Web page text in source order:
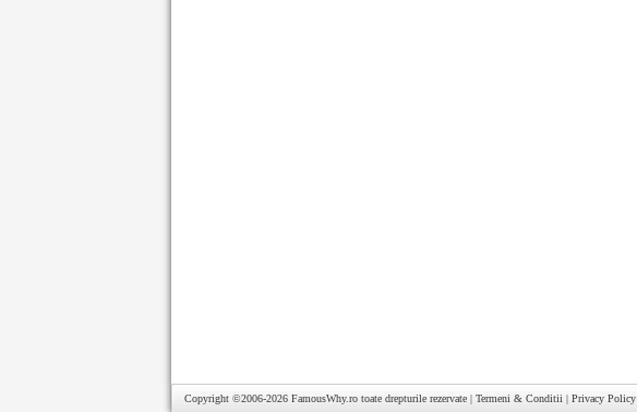
Copyright ©2006-2026 FamousWhy.ro toate drepturile rezervate | Termeni & Conditii | Privacy Policy